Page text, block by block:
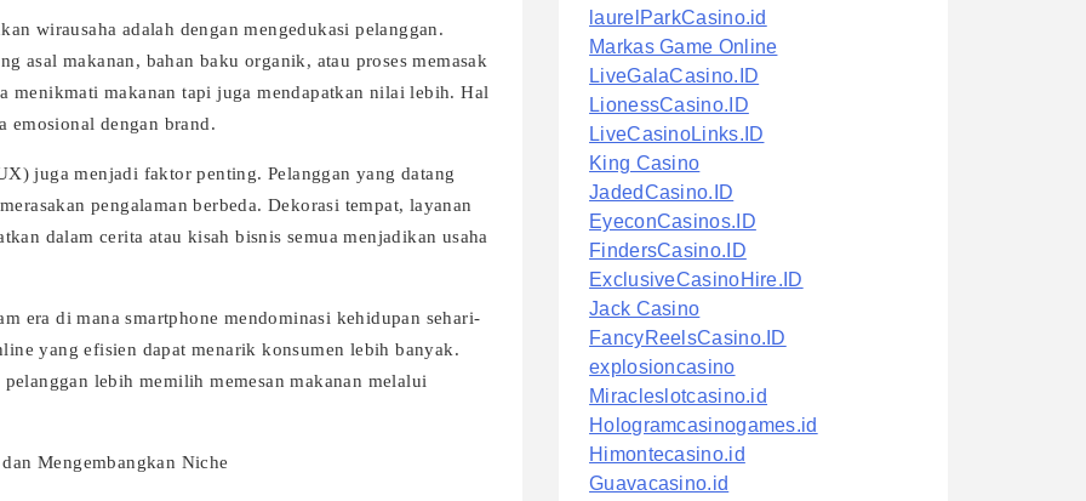
wirausaha adalah dengan mengedukasi pelanggan.
asal makanan, bahan baku organik, atau proses memasak
menikmati makanan tapi juga mendapatkan nilai lebih. Hal
emosional dengan brand.
juga menjadi faktor penting. Pelanggan yang datang
pengalaman berbeda. Dekorasi tempat, layanan
dalam cerita atau kisah bisnis semua menjadikan usaha
era di mana smartphone mendominasi kehidupan sehari-
yang efisien dapat menarik konsumen lebih banyak.
lebih memilih memesan makanan melalui
Mengembangkan Niche
laurelParkCasino.id
Markas Game Online
LiveGalaCasino.ID
LionessCasino.ID
LiveCasinoLinks.ID
King Casino
JadedCasino.ID
EyeconCasinos.ID
FindersCasino.ID
ExclusiveCasinoHire.ID
Jack Casino
FancyReelsCasino.ID
explosioncasino
Miracleslotcasino.id
Hologramcasinogames.id
Himontecasino.id
Guavacasino.id